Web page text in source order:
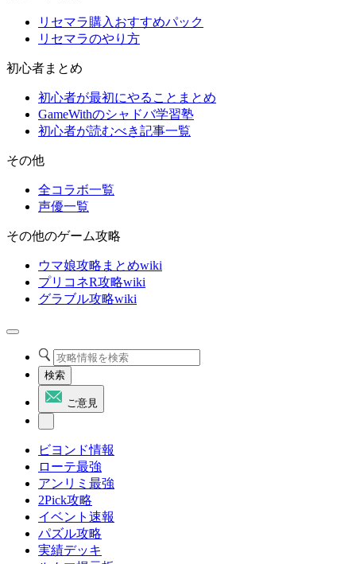
リセマラ購入おすすめパック
リセマラのやり方
初心者まとめ
初心者が最初にやることまとめ
GameWithのシャドバ学習塾
初心者が読むべき記事一覧
その他
全コラボ一覧
声優一覧
その他のゲーム攻略
ウマ娘攻略まとめwiki
プリコネR攻略wiki
グラブル攻略wiki
検索
ご意見
ビヨンド情報
ローテ最強
アンリミ最強
2Pick攻略
イベント速報
パズル攻略
実績デッキ